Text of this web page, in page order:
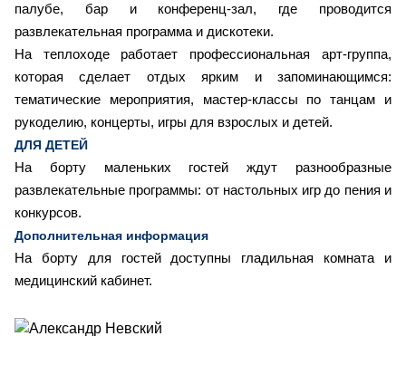
палубе, бар и конференц-зал, где проводится
развлекательная программа и дискотеки.
На теплоходе работает профессиональная арт-группа,
которая сделает отдых ярким и запоминающимся:
тематические мероприятия, мастер-классы по танцам и
рукоделию, концерты, игры для взрослых и детей.
ДЛЯ ДЕТЕЙ
На борту маленьких гостей ждут разнообразные
развлекательные программы: от настольных игр до пения и
конкурсов.
Дополнительная информация
На борту для гостей доступны гладильная комната и
медицинский кабинет.